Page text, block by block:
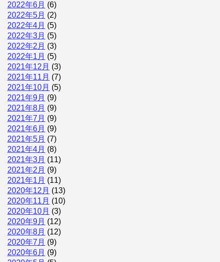
2022年6月 (6)
2022年5月 (2)
2022年4月 (5)
2022年3月 (5)
2022年2月 (3)
2022年1月 (5)
2021年12月 (3)
2021年11月 (7)
2021年10月 (5)
2021年9月 (9)
2021年8月 (9)
2021年7月 (9)
2021年6月 (9)
2021年5月 (7)
2021年4月 (8)
2021年3月 (11)
2021年2月 (9)
2021年1月 (11)
2020年12月 (13)
2020年11月 (10)
2020年10月 (3)
2020年9月 (12)
2020年8月 (12)
2020年7月 (9)
2020年6月 (9)